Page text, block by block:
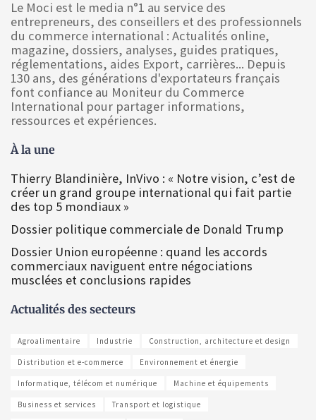
Le Moci est le media n°1 au service des
entrepreneurs, des conseillers et des professionnels
du commerce international : Actualités online,
magazine, dossiers, analyses, guides pratiques,
réglementations, aides Export, carrières... Depuis
130 ans, des générations d'exportateurs français
font confiance au Moniteur du Commerce
International pour partager informations,
ressources et expériences.
À la une
Thierry Blandinière, InVivo : « Notre vision, c’est de
créer un grand groupe international qui fait partie
des top 5 mondiaux »
Dossier politique commerciale de Donald Trump
Dossier Union européenne : quand les accords
commerciaux naviguent entre négociations
musclées et conclusions rapides
Actualités des secteurs
Agroalimentaire Industrie Construction, architecture et design
Distribution et e-commerce Environnement et énergie
Informatique, télécom et numérique Machine et équipements
Business et services Transport et logistique